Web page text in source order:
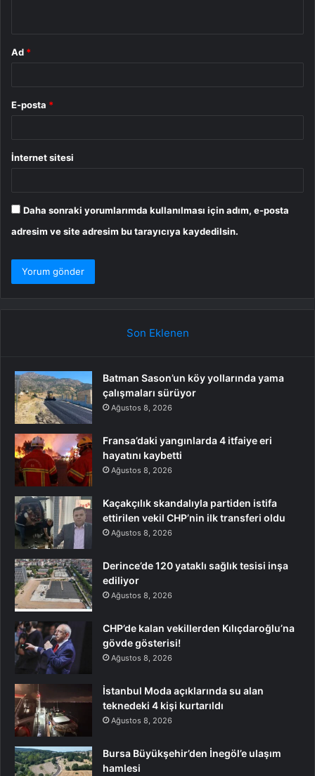
Ad *
E-posta *
İnternet sitesi
Daha sonraki yorumlarımda kullanılması için adım, e-posta
adresim ve site adresim bu tarayıcıya kaydedilsin.
Son Eklenen
Batman Sason’un köy yollarında yama
çalışmaları sürüyor
Ağustos 8, 2026
Fransa’daki yangınlarda 4 itfaiye eri
hayatını kaybetti
Ağustos 8, 2026
Kaçakçılık skandalıyla partiden istifa
ettirilen vekil CHP’nin ilk transferi oldu
Ağustos 8, 2026
Derince’de 120 yataklı sağlık tesisi inşa
ediliyor
Ağustos 8, 2026
CHP’de kalan vekillerden Kılıçdaroğlu’na
gövde gösterisi!
Ağustos 8, 2026
İstanbul Moda açıklarında su alan
teknedeki 4 kişi kurtarıldı
Ağustos 8, 2026
Bursa Büyükşehir’den İnegöl’e ulaşım
hamlesi